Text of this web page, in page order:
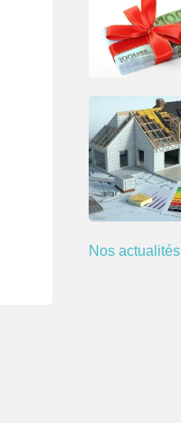
Nos actualités